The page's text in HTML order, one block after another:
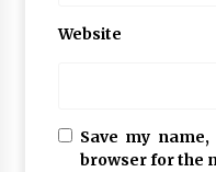
Website
Save my
browser for the